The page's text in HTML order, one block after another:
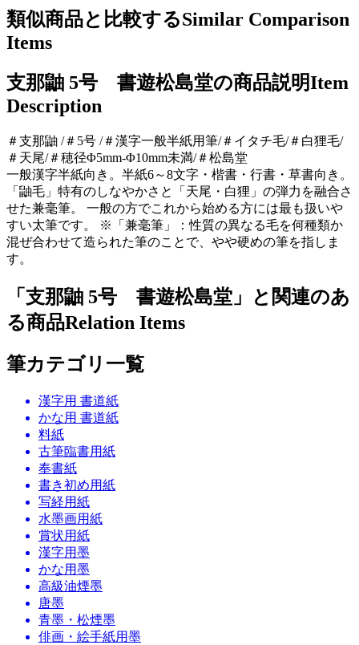
類似商品と比較するSimilar Comparison
Items
支那鼬 5号 書遊松島堂の商品説明Item
Description
＃支那鼬 /＃5号 /＃漢字一般半紙用筆/＃イタチ毛/＃白狸毛/
＃天尾/＃穂径Φ5mm-Φ10mm未満/＃松島堂
一般漢字半紙向き。半紙6～8文字・楷書・行書・草書向き。
「鼬毛」特有のしなやかさと「天尾・白狸」の弾力を融合さ
せた兼毫筆。 一般の方でこれから始める方には最も扱いや
すい太筆です。 ※「兼毫筆」：性質の異なる毛を何種類か
混ぜ合わせて造られた筆のことで、やや硬めの筆を指しま
す。
「支那鼬 5号 書遊松島堂」と関連のあ
る商品Relation Items
筆カテゴリ一覧
漢字用 書道紙
かな用 書道紙
料紙
古筆臨書用紙
奉書紙
書き初め用紙
写経用紙
水墨画用紙
賞状用紙
漢字用墨
かな用墨
高級油煙墨
唐墨
青墨・松煙墨
俳画・絵手紙用墨